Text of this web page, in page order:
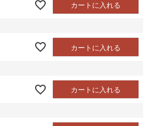
カートに入れる
カートに入れる
カートに入れる